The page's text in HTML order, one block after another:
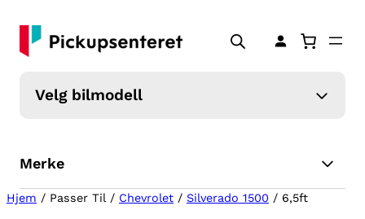
Velg bilmodell
Merke
Hjem / Passer Til / Chevrolet / Silverado 1500 / 6,5ft